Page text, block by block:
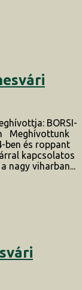
BORSI-
Meghívottunk
ben és roppant
kapcsolatos
nagy viharban...